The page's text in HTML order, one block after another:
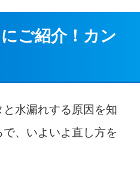
ご紹介！カン
水漏れする原因を知
、いよいよ直し方を